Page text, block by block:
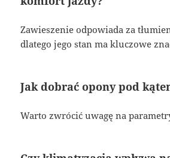
Zawieszenie odpowiada za
dlatego jego stan ma kluczowe
Jak dobrać opony pod
Warto zwrócić uwagę na